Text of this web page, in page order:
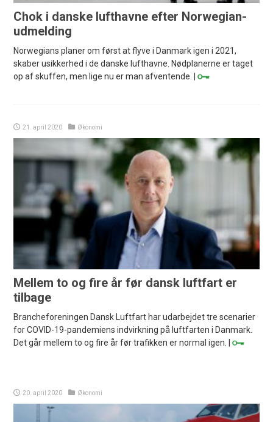
Chok i danske lufthavne efter Norwegian-
udmelding
Norwegians planer om først at flyve i Danmark igen i 2021,
skaber usikkerhed i de danske lufthavne. Nødplanerne er taget
op af skuffen, men lige nu er man afventende. |
21. april 2020 Økonomi
Mellem to og fire år før dansk luftfart er
tilbage
Brancheforeningen Dansk Luftfart har udarbejdet tre scenarier
for COVID-19-pandemiens indvirkning på luftfarten i Danmark.
Det går mellem to og fire år før trafikken er normal igen. |
20. april 2020 Økonomi